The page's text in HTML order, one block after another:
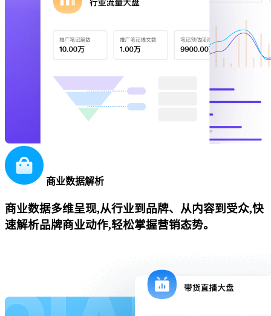
商业数据解析
商业数据多维呈现,从行业到品牌、从内容到受众,快
速解析品牌商业动作,轻松掌握营销态势。